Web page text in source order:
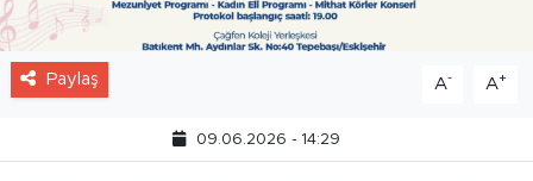
Paylaş A- A+
09.06.2026 - 14:29